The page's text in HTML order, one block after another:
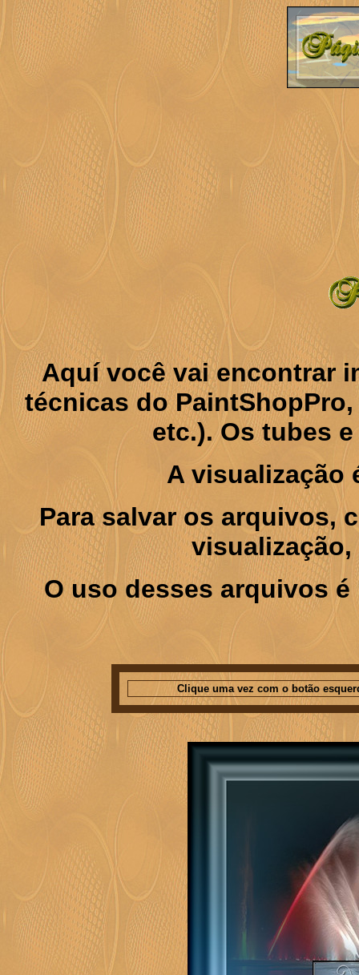
Aquí você vai encontrar
técnicas do
etc.). Os tubes
A visualização
Para salvar os arquivos,
O uso desses arquivos
Clique uma vez com o botão